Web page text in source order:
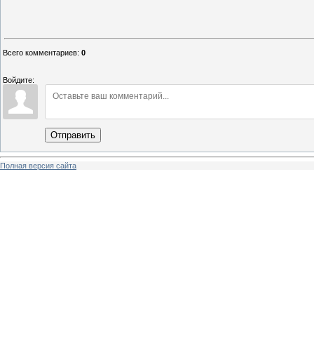
Всего комментариев: 0
Войдите:
Отправить
Полная версия сайта